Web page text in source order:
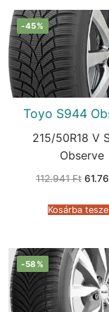
-45%
Toyo S944
215/50R18 V
Observe
112.941Ft
Kosárba
-58%